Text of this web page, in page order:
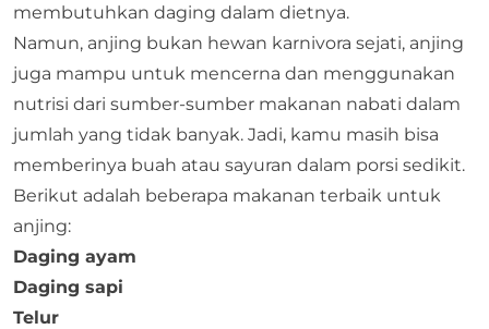
membutuhkan daging dalam dietnya.
Namun, anjing bukan hewan karnivora sejati, anjing
juga mampu untuk mencerna dan menggunakan
nutrisi dari sumber-sumber makanan nabati dalam
jumlah yang tidak banyak. Jadi, kamu masih bisa
memberinya buah atau sayuran dalam porsi sedikit.
Berikut adalah beberapa makanan terbaik untuk
anjing:
Daging ayam
Daging sapi
Telur